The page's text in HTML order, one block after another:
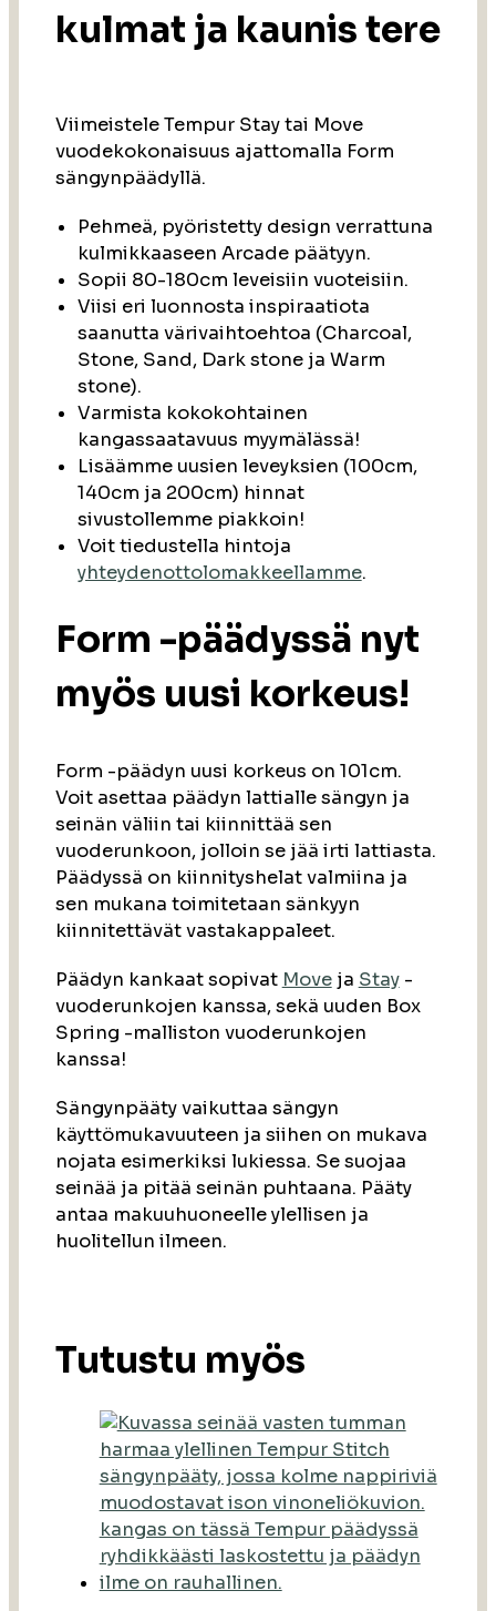
kulmat ja kaunis tere
Viimeistele Tempur Stay tai Move
vuodekokonaisuus ajattomalla Form
sängynpäädyllä.
Pehmeä, pyöristetty design verrattuna
kulmikkaaseen Arcade päätyyn.
Sopii 80-180cm leveisiin vuoteisiin.
Viisi eri luonnosta inspiraatiota
saanutta värivaihtoehtoa (Charcoal,
Stone, Sand, Dark stone ja Warm
stone).
Varmista kokokohtainen
kangassaatavuus myymälässä!
Lisäämme uusien leveyksien (100cm,
140cm ja 200cm) hinnat
sivustollemme piakkoin!
Voit tiedustella hintoja
yhteydenottolomakkeellamme.
Form -päädyssä nyt
myös uusi korkeus!
Form -päädyn uusi korkeus on 101cm.
Voit asettaa päädyn lattialle sängyn ja
seinän väliin tai kiinnittää sen
vuoderunkoon, jolloin se jää irti lattiasta.
Päädyssä on kiinnityshelat valmiina ja
sen mukana toimitetaan sänkyyn
kiinnitettävät vastakappaleet.
Päädyn kankaat sopivat Moveja Stay-
vuoderunkojen kanssa, sekä uuden Box
Spring -malliston vuoderunkojen
kanssa!
Sängynpääty vaikuttaa sängyn
käyttömukavuuteen ja siihen on mukava
nojata esimerkiksi lukiessa. Se suojaa
seinää ja pitää seinän puhtaana. Pääty
antaa makuuhuoneelle ylellisen ja
huolitellun ilmeen.
Tutustu myös